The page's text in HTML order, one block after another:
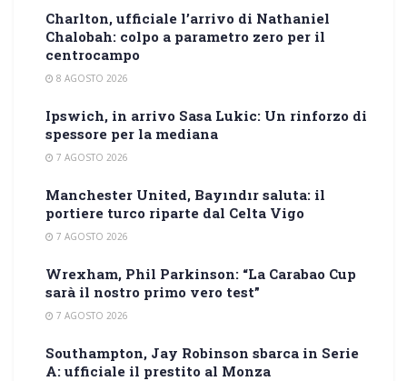
Charlton, ufficiale l’arrivo di Nathaniel
Chalobah: colpo a parametro zero per il
centrocampo
8 AGOSTO 2026
Ipswich, in arrivo Sasa Lukic: Un rinforzo di
spessore per la mediana
7 AGOSTO 2026
Manchester United, Bayındır saluta: il
portiere turco riparte dal Celta Vigo
7 AGOSTO 2026
Wrexham, Phil Parkinson: “La Carabao Cup
sarà il nostro primo vero test”
7 AGOSTO 2026
Southampton, Jay Robinson sbarca in Serie
A: ufficiale il prestito al Monza